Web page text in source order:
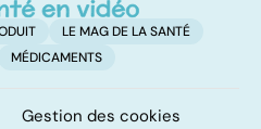
LE MAG DE LA SANTÉ
MÉDICAMENTS
Gestion des cookies